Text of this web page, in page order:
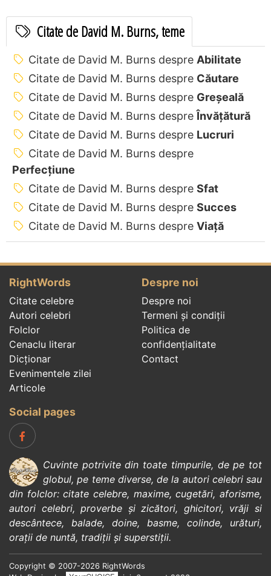
Citate de David M. Burns, teme
Citate de David M. Burns despre Abilitate
Citate de David M. Burns despre Căutare
Citate de David M. Burns despre Greșeală
Citate de David M. Burns despreÎnvățătură
Citate de David M. Burns despre Lucruri
Citate de David M. Burns despre
Perfecţiune
Citate de David M. Burns despre Sfat
Citate de David M. Burns despre Succes
Citate de David M. Burns despre Viață
RightWords
Citate celebre
Autori celebri
Folclor
Cenaclu literar
Dicționar
Evenimentele zilei
Articole
Despre noi
Despre noi
Termeni și condiții
Politica de
confidenţialitate
Contact
Social pages
Cuvinte potrivite din toate timpurile, de pe tot
globul, pe teme diverse, de la autori celebrisau
din folclor:citate celebre, maxime,cugetări,aforisme,
autori celebri,proverbe și zicători, ghicitori, vrăji si
descântece, balade, doine, basme, colinde, urături,
orații de nuntă, tradiții și superstiții.
Copyright © 2007-2026 RightWords